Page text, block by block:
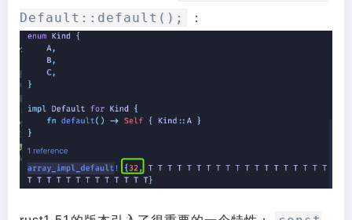
Default::default();
：